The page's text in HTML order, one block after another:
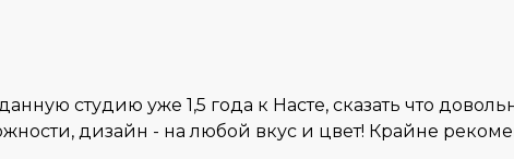
студию уже 1,5 года к Насте, сказать что
дизайн - на любой вкус и цвет! Крайне